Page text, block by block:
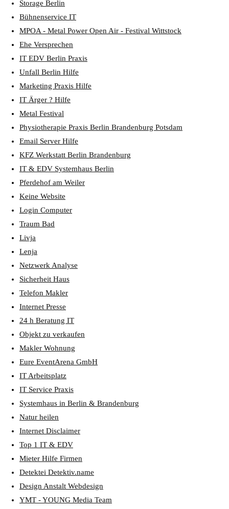
Storage Berlin
Bühnenservice IT
MPOA - Metal Power Open Air - Festival Wittstock
Ehe Versprechen
IT EDV Berlin Praxis
Unfall Berlin Hilfe
Marketing Praxis Hilfe
IT Ärger ? Hilfe
Metal Festival
Physiotherapie Praxis Berlin Brandenburg Potsdam
Email Server Hilfe
KFZ Werkstatt Berlin Brandenburg
IT & EDV Systemhaus Berlin
Pferdehof am Weiler
Keine Website
Login Computer
Traum Bad
Livja
Lenja
Netzwerk Analyse
Sicherheit Haus
Telefon Makler
Internet Presse
24 h Beratung IT
Objekt zu verkaufen
Makler Wohnung
Eure EventArena GmbH
IT Arbeitsplatz
IT Service Praxis
Systemhaus in Berlin & Brandenburg
Natur heilen
Internet Disclaimer
Top 1 IT & EDV
Mieter Hilfe Firmen
Detektei Detektiv.name
Design Anstalt Webdesign
YMT - YOUNG Media Team